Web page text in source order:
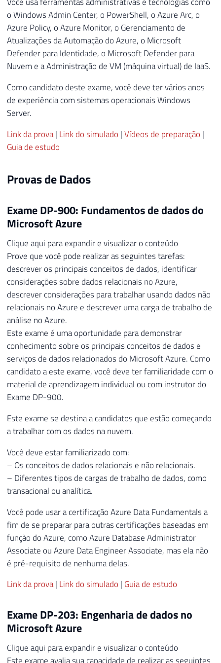
o Windows Admin Center, o PowerShell, o Azure Arc, o
Azure Policy, o Azure Monitor, o Gerenciamento de
Atualizações da Automação do Azure, o Microsoft
Defender para Identidade, o Microsoft Defender para
Nuvem e a Administração de VM (máquina virtual) de IaaS.
Como candidato deste exame, você deve ter vários anos
de experiência com sistemas operacionais Windows
Server.
Link da prova| Link do simulado |Vídeos de preparação |
Guia de estudo
Provas de Dados
Exame DP-900: Fundamentos de dados do
Microsoft Azure
Clique aqui para expandir e visualizar o conteúdo
Prove que você pode realizar as seguintes tarefas:
descrever os principais conceitos de dados, identificar
considerações sobre dados relacionais no Azure,
descrever considerações para trabalhar usando dados não
relacionais no Azure e descrever uma carga de trabalho de
análise no Azure.
Este exame é uma oportunidade para demonstrar
conhecimento sobre os principais conceitos de dados e
serviços de dados relacionados do Microsoft Azure. Como
candidato a este exame, você deve ter familiaridade com o
material de aprendizagem individual ou com instrutor do
Exame DP-900.
Este exame se destina a candidatos que estão começando
a trabalhar com os dados na nuvem.
Você deve estar familiarizado com:
– Os conceitos de dados relacionais e não relacionais.
– Diferentes tipos de cargas de trabalho de dados, como
transacional ou analítica.
Você pode usar a certificação Azure Data Fundamentals a
fim de se preparar para outras certificações baseadas em
função do Azure, como Azure Database Administrator
Associate ou Azure Data Engineer Associate, mas ela não
é pré-requisito de nenhuma delas.
Link da prova| Link do simulado | Guia de estudo
Exame DP-203: Engenharia de dados no
Microsoft Azure
Clique aqui para expandir e visualizar o conteúdo
Este exame avalia sua capacidade de realizar as seguintes